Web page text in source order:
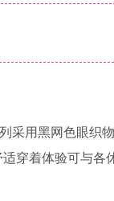
采用黑网色眼织
穿着体验可与各